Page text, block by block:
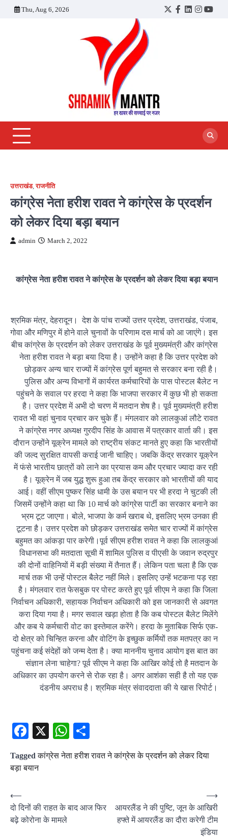
Thu, Aug 6, 2026
Twitter
Facebook
LinkedIn
उत्तराखंड,राजनीति
कांग्रेस नेता हरीश रावत ने कांग्रेस के प्रदर्शन
को लेकर दिया बड़ा बयान
admin March 2, 2022
कांग्रेस नेता हरीश रावत ने कांग्रेस के प्रदर्शन को लेकर दिया बड़ा बयान
श्रमिक मंत्र, देहरादून। देश के पांच राज्यों उत्तर प्रदेश, उत्तराखंड, पंजाब,
गोवा और मणिपुर में होने वाले चुनावों के परिणाम दस मार्च को आ जाएंगे। इस
बीच कांग्रेस के प्रदर्शन को लेकर उत्तराखंड के पूर्व मुख्यमंत्री और कांग्रेस
नेता हरीश रावत ने बड़ा बया दिया है। उन्होंने कहा है कि उत्तर प्रदेश को
छोड़कर अन्य चार राज्यों में कांग्रेस पूर्ण बहुमत से सरकार बना रही है।
पुलिस और अन्य विभागों में कार्यरत कर्मचारियों के पास पोस्टल बैलेट न
पहुंचने के सवाल पर हरदा ने कहा कि भाजपा सरकार में कुछ भी हो सकता
है। उत्तर प्रदेश में अभी दो चरण में मतदान शेष है। पूर्व मुख्यमंत्री हरीश
रावत भी वहां चुनाव प्रचार कर चुके हैं। मंगलवार को लालकुआं लौटे रावत
ने कांग्रेस नगर अध्यक्ष गुरदीप सिंह के आवास में पत्रकार वार्ता की। इस
दौरान उन्होंने यूक्रेन मामले को राष्ट्रीय संकट मानते हुए कहा कि भारतीयों
की जल्द सुरक्षित वापसी कराई जानी चाहिए। जबकि केंद्र सरकार यूक्रेन
में फंसे भारतीय छात्रों को लाने का प्रयास कम और प्रचार ज्यादा कर रही
है। यूक्रेन में जब युद्ध शुरू हुआ तब केंद्र सरकार को भारतीयों की याद
आई। वहीं सीएम पुष्कर सिंह धामी के उस बयान पर भी हरदा ने चुटकी ली
जिसमें उन्होंने कहा था कि 10 मार्च को कांग्रेस पार्टी का सरकार बनाने का
भ्रम टूट जाएगा। बोले, भाजपा के कर्म खराब थे, इसलिए भ्रम उनका ही
टूटना है। उत्तर प्रदेश को छोड़कर उत्तराखंड समेत चार राज्यों में कांग्रेस
बहुमत का आंकड़ा पार करेगी।पूर्व सीएम हरीश रावत ने कहा कि लालकुआं
विधानसभा की मतदाता सूची में शामिल पुलिस व पीएसी के जवान रुद्रपुर
की दोनों वाहिनियों में बड़ी संख्या में तैनात हैं। लेकिन पता चला है कि एक
मार्च तक भी उन्हें पोस्टल बैलेट नहीं मिले। इसलिए उन्हें भटकना पड़ रहा
है। मंगलवार रात फेसबुक पर पोस्ट करते हुए पूर्व सीएम ने कहा कि जिला
निर्वाचन अधिकारी, सहायक निर्वाचन अधिकारी को इस जानकारी से अवगत
करा दिया गया है। मगर सवाल खड़ा होता है कि कब पोस्टल बैलेट मिलेंगे
और कब ये कर्मचारी वोट का इस्तेमाल करेंगे। हरदा के मुताबिक सिर्फ एक-
दो क्षेत्र को चिन्हित करना और वोटिंग के इच्छुक कर्मियों तक मतपत्र का न
पहुंचना कई संदेहों को जन्म देता है। क्या माननीय चुनाव आयोग इस बात का
संज्ञान लेना चाहेगा? पूर्व सीएम ने कहा कि आखिर कोई तो है मतदान के
अधिकार का उपयोग करने से रोक रहा है। अगर आशंका सही है तो यह एक
दंडनीय अपराध है। श्रमिक मंत्र संवाददाता की ये खास रिपोर्ट।
Facebook
X WhatsApp
Taggedकांग्रेस नेता हरीश रावत ने कांग्रेस के प्रदर्शन को लेकर दिया
बड़ा बयान
Post
navigation
⟵
दो दिनों की राहत के बाद आज फिर
बढ़े कोरोना के मामले
आयरलैंड ने की पुष्टि, जून के आखिरी
हफ्ते में आयरलैंड का दौरा करेगी टीम
इंडिया
⟶